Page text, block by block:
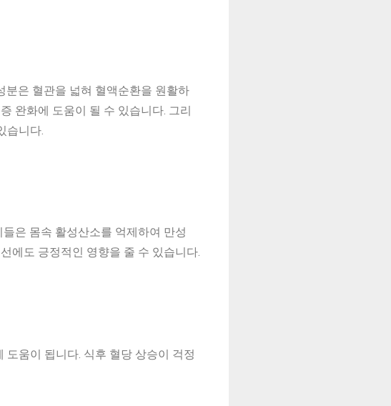
분은 혈관을 넓혀 혈액순환을 원활하
완화에 도움이 될 수 있습니다. 그리
습니다.
은 몸속 활성산소를 억제하여 만성
에도 긍정적인 영향을 줄 수 있습니다.
움이 됩니다. 식후 혈당 상승이 걱정